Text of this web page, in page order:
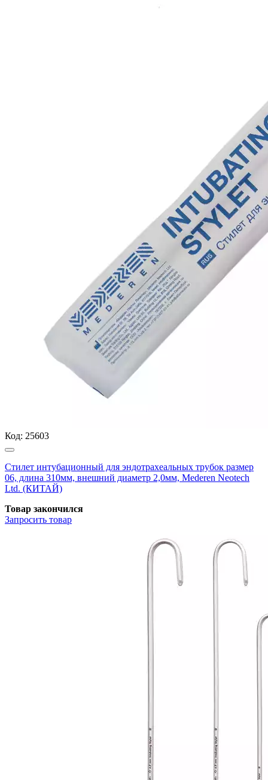
Код: 25603
Стилет интубационный для эндотрахеальных трубок размер
06, длина 310мм, внешний диаметр 2,0мм, Mederen Neotech
Ltd. (КИТАЙ)
Товар закончился
Запросить товар